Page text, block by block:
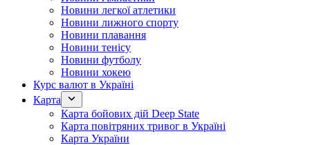
Новини легкої атлетики
Новини лижного спорту
Новини плавання
Новини тенісу
Новини футболу
Новини хокею
Курс валют в Україні
Карта
Карта бойових дій Deep State
Карта повітряних тривог в Україні
Карта України